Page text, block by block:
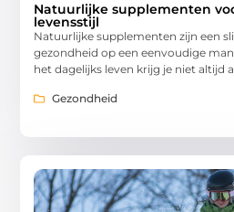
Natuurlijke supplementen
levensstijl
Natuurlijke supplementen zijn een
gezondheid op een eenvoudige
het dagelijks leven krijg je niet altijd
Gezondheid